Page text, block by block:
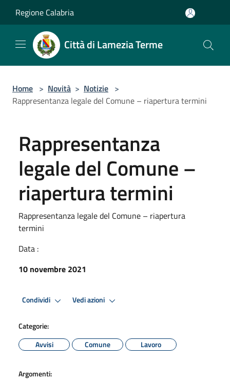
Regione Calabria
Città di Lamezia Terme
Home > Novità > Notizie >
Rappresentanza legale del Comune – riapertura termini
Rappresentanza
legale del Comune –
riapertura termini
Rappresentanza legale del Comune – riapertura
termini
Data :
10 novembre 2021
Condividi Vedi azioni
Categorie:
Avvisi
Comune Lavoro
Argomenti: